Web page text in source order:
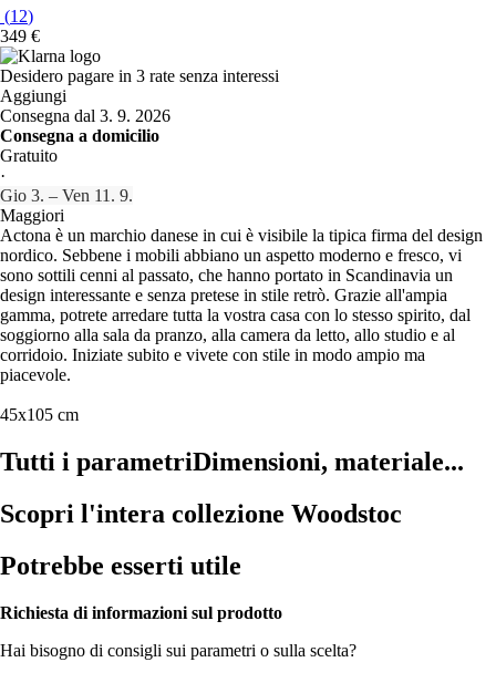
(12)
349 €
Desidero pagare in 3 rate senza interessi
Aggiungi
Consegna dal 3. 9. 2026
Consegna a domicilio
Gratuito
·
Gio 3. – Ven 11. 9.
Maggiori
Actona è un marchio danese in cui è visibile la tipica firma del design
nordico. Sebbene i mobili abbiano un aspetto moderno e fresco, vi
sono sottili cenni al passato, che hanno portato in Scandinavia un
design interessante e senza pretese in stile retrò. Grazie all'ampia
gamma, potrete arredare tutta la vostra casa con lo stesso spirito, dal
soggiorno alla sala da pranzo, alla camera da letto, allo studio e al
corridoio. Iniziate subito e vivete con stile in modo ampio ma
piacevole.
45x105 cm
Tutti i parametriDimensioni, materiale...
Scopri l'intera collezione Woodstoc
Potrebbe esserti utile
Richiesta di informazioni sul prodotto
Hai bisogno di consigli sui parametri o sulla scelta?